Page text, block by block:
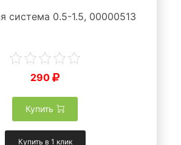
система 0.5-1.5, 00000513
290
Купить
Купить в 1 клик